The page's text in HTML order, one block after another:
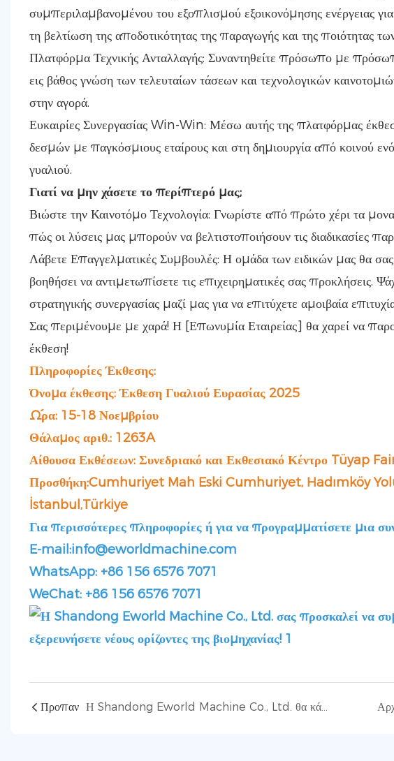
συμπεριλαμβανομένου του εξοπλισμού εξοικονόμησης ενέργειας
τη βελτίωση της αποδοτικότητας της παραγωγής και της ποιότητας
Πλατφόρμα Τεχνικής Ανταλλαγής: Συναντηθείτε πρόσωπο με
εις βάθος γνώση των τελευταίων τάσεων και τεχνολογικών
στην αγορά.
Ευκαιρίες Συνεργασίας Win-Win: Μέσω αυτής της πλατφόρμας
δεσμών με παγκόσμιους εταίρους και στη δημιουργία από κοινού
γυαλιού.
Γιατί να μην χάσετε το περίπτερό μας;
Βιώστε την Καινοτόμο Τεχνολογία: Γνωρίστε από πρώτο χέρι τα
πώς οι λύσεις μας μπορούν να βελτιστοποιήσουν τις διαδικασίες
Λάβετε Επαγγελματικές Συμβουλές: Η ομάδα των ειδικών μας θα σας
βοηθήσει να αντιμετωπίσετε τις επιχειρηματικές σας προκλήσεις.
στρατηγικής συνεργασίας μαζί μας για να επιτύχετε αμοιβαία
Σας περιμένουμε με χαρά! Η [Επωνυμία Εταιρείας] θα χαρεί να
έκθεση!
Πληροφορίες Έκθεσης:
Όνομα έκθεσης: Έκθεση Γυαλιού Ευρασίας 2025
Ώρα: 15-18 Νοεμβρίου
Θάλαμος αριθ.: 1263A
Αίθουσα Εκθέσεων: Συνεδριακό και Εκθεσιακό Κέντρο Tüyap
Προσθήκη:Cumhuriyet Mah Eski Cumhuriyet, Hadımköy
İstanbul,Türkiye
Για περισσότερες πληροφορίες ή για να προγραμματίσετε μια
E-mail:info@eworldmachine.com
WhatsApp: +86 156 6576 7071
WeChat: +86 156 6576 7071
Προπαν Η Shandong Eworld Machine Co., Ltd. θα κάνει μια εκθαμβωτική εμφάνιση στην Αμερικανική Διεθνή Έκθεση Γυαλιού!